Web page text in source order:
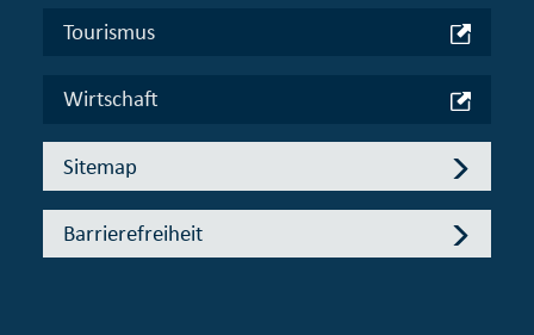
Tourismus
Wirtschaft
Sitemap
Barrierefreiheit